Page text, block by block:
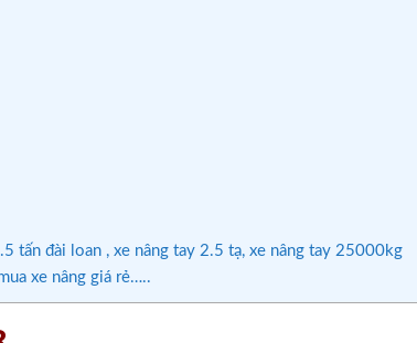
tấn đài loan , xe nâng tay 2.5 tạ, xe nâng tay 25000kg
xe nâng giá rẻ…..